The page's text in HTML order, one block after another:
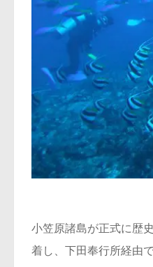
小笠原諸島が正式に歴
着し、下田奉行所経由